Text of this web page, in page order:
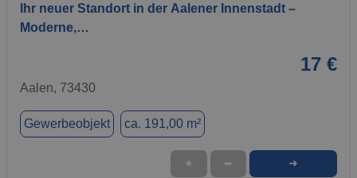
Ihr neuer Standort in der Aalener Innenstadt –
Moderne,…
17 €
Aalen, 73430
Gewerbeobjekt ca. 191,00 m²
★ ➦ ➜